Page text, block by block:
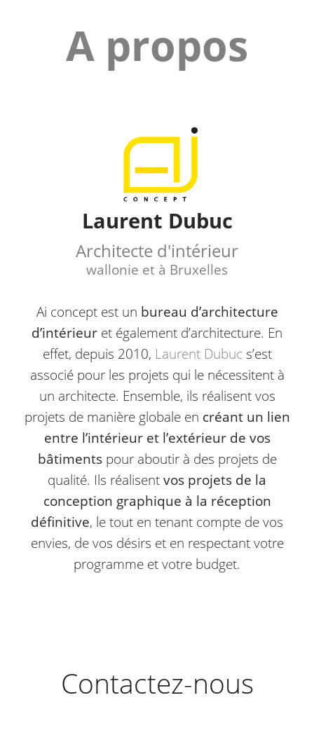
A propos
Laurent Dubuc
Architecte d'intérieur
wallonie et à Bruxelles
Ai concept est un bureau d’architecture
d’intérieur et également d’architecture. En
effet, depuis 2010, Laurent Dubuc s’est
associé pour les projets qui le nécessitent à
un architecte. Ensemble, ils réalisent vos
projets de manière globale en créant un lien
entre l’intérieur et l’extérieur de vos
bâtimentspour aboutir à des projets de
qualité. Ils réalisentvos projets de la
conception graphique à la réception
définitive, le tout en tenant compte de vos
envies, de vos désirs et en respectant votre
programme et votre budget.
Contactez-nous